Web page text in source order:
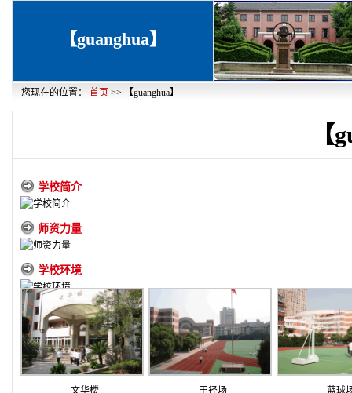
【guanghua】
您现在的位置： 首页 >> 【guanghua】
【
学校简介
师资力量
学校环境
文华楼 田径场 蓝球